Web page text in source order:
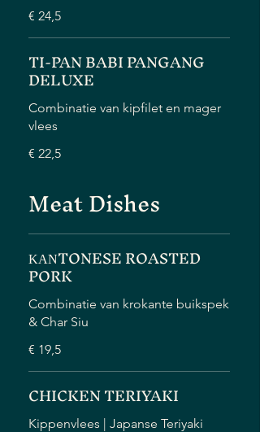
€ 24,5
TI-PAN BABI PANGANG
DELUXE
Combinatie van kipfilet en mager
vlees
€ 22,5
Meat Dishes
ΚΑΝTONESE ROASTED
PORK
Combinatie van krokante buikspek
& Char Siu
€ 19,5
CHICKEN TERIYAKI
Kippenvlees | Japanse Teriyaki